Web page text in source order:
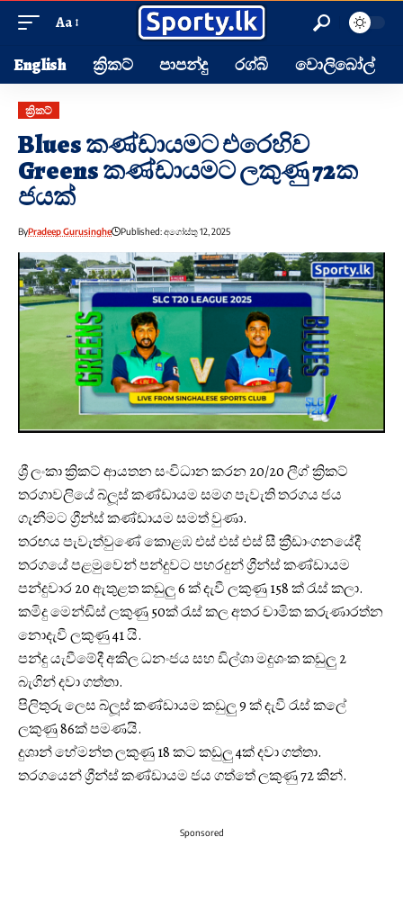
Aa
English ක්‍රිකට් පාපන්දු රග්බි වොලිබෝල්
ක්‍රිකට්
Blues කණ්ඩායමට එරෙහිව
Greens කණ්ඩායමට ලකුණු 72ක
ජයක්
ByPradeep Gurusinghe Published: අගෝස්තු 12, 2025
ශ්‍රී ලංකා ක්‍රිකට් ආයතන සංවිධාන කරන 20/20 ලීග් ක්‍රිකට්
තරගාවලියේ බ්ලූස් කණ්ඩායම සමග පැවැති තරගය ජය
ගැනීමට ග්‍රීන්ස් කණ්ඩායම සමත් වුණා.
තරඟය පැවැත්වුණේ කොළඹ එස් එස් එස් සී ක්‍රීඩාංගනයේදී
තරගයේ පළමුවෙන් පන්දුවට පහරදුන් ග්‍රීන්ස් කණ්ඩායම
පන්දුවාර 20 ඇතුළත කඩුලු 6 ක් දැවී ලකුණු 158 ක් රැස් කලා.
කමිදු මෙන්ඩිස් ලකුණු 50ක් රැස් කල අතර චාමික කරුණාරත්න
නොදැවී ලකුණු 41 යි.
පන්දු යැවීමේදී අකිල ධනංජය සහ ඩිල්ශා මදුශංක කඩුලු 2
බැගින් දවා ගත්තා.
පිලිතුරු ලෙස බ්ලූස් කණ්ඩායම කඩුලු 9 ක් දැවී රැස් කලේ
ලකුණු 86ක් පමණයි.
දුශාන් හේමන්ත ලකුණු 18 කට කඩුලු 4ක් දවා ගත්‍තා.
තරගයෙන් ග්‍රීන්ස් කණ්ඩායම ජය ගත්තේ ලකුණු 72 කින්.
Sponsored